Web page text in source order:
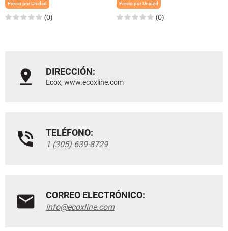
Precio por Unidad
(0)
Precio por Unidad
(0)
DIRECCIÓN:
Ecox, www.ecoxline.com
TELÉFONO:
1 (305) 639-8729
CORREO ELECTRÓNICO:
info@ecoxline.com